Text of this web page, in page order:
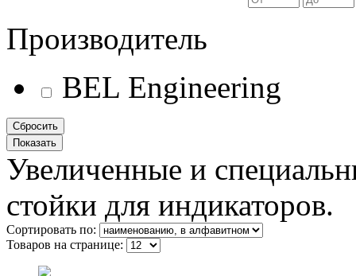
Производитель
BEL Engineering
Увеличенные и
стойки для индикаторов.
Сортировать по:
Товаров на странице: